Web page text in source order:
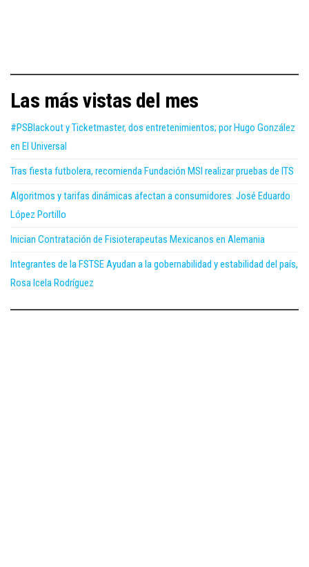
Las más vistas del mes
#PSBlackout y Ticketmaster, dos entretenimientos; por Hugo González
en El Universal
Tras fiesta futbolera, recomienda Fundación MSI realizar pruebas de ITS
Algoritmos y tarifas dinámicas afectan a consumidores: José Eduardo
López Portillo
Inician Contratación de Fisioterapeutas Mexicanos en Alemania
Integrantes de la FSTSE Ayudan a la gobernabilidad y estabilidad del país,
Rosa Icela Rodríguez